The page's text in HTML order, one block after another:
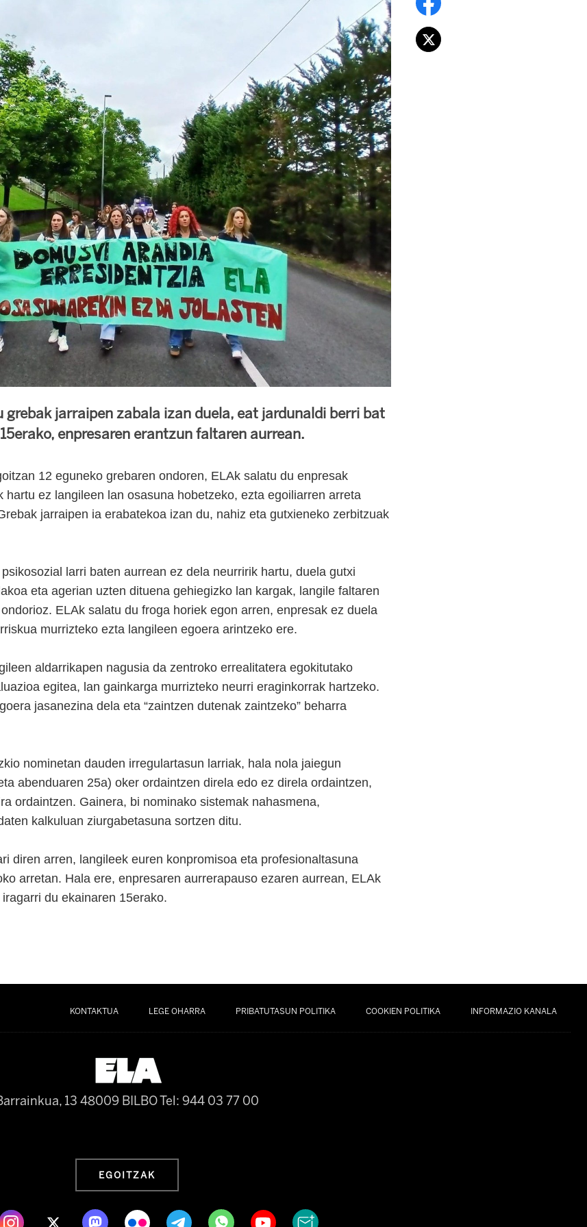
grebak jarraipen zabala izan duela, eat jardunaldi berri bat
enpresaren erantzun faltaren aurrean.
12 eguneko grebaren ondoren, ELAk salatu du enpresak
hartu ez langileen lan osasuna hobetzeko, ezta egoiliarren arreta
jarraipen ia erabatekoa izan du, nahiz eta gutxieneko zerbitzuak
larri baten aurrean ez dela neurririk hartu, duela gutxi
eta agerian uzten dituena gehiegizko lan kargak, langile faltaren
ELAk salatu du froga horiek egon arren, enpresak ez duela
murrizteko ezta langileen egoera arintzeko ere.
aldarrikapen nagusia da zentroko errealitatera egokitutako
egitea, lan gainkarga murrizteko neurri eraginkorrak hartzeko.
jasanezina dela eta “zaintzen dutenak zaintzeko” beharra
nominetan dauden irregulartasun larriak, hala nola jaiegun
abenduaren 25a) oker ordaintzen direla edo ez direla ordaintzen,
ordaintzen. Gainera, bi nominako sistemak nahasmena,
kalkuluan ziurgabetasuna sortzen ditu.
diren arren, langileek euren konpromisoa eta profesionaltasuna
arretan. Hala ere, enpresaren aurrerapauso ezaren aurrean, ELAk
du ekainaren 15erako.
KONTAKTUA LEGE OHARRA PRIBATUTASUN POLITIKA COOKIEN POLITIKA INFORMAZIO KANALA
13 48009 BILBOTel: 944 03 77 00
EGOITZAK